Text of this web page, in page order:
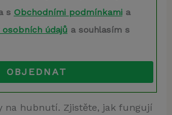
s Obchodními podmínkamia
osobních údajů a souhlasím s
OBJEDNAT
na hubnutí. Zjistěte, jak fungují